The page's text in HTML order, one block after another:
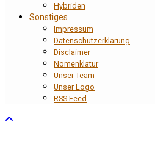
Hybriden
Sonstiges
Impressum
Datenschutzerklärung
Disclaimer
Nomenklatur
Unser Team
Unser Logo
RSS Feed